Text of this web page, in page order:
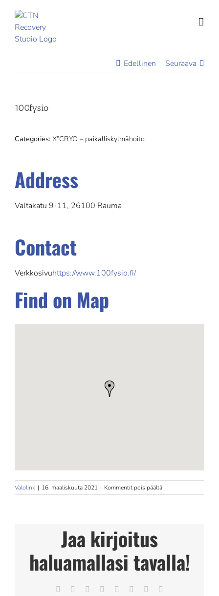
content
Edellinen Seuraava
100fysio
Categories: X°CRYO – paikalliskylmähoito
Address
Valtakatu 9-11, 26100 Rauma
Contact
Verkkosivuhttps://www.100fysio.fi/
Find on Map
Valolink | 16. maaliskuuta 2021 | Kommentit pois päältäartikkelissa
100fysio
Jaa kirjoitus
haluamallasi tavalla!
Facebook Reddit LinkedIn
TumblrPinterest